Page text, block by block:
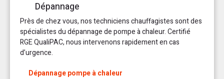
Dépannage
Près de chez vous, nos techniciens chauffagistes sont des
spécialistes du dépannage de pompe à chaleur. Certifié
RGE QualiPAC, nous intervenons rapidement en cas
d’urgence.
Dépannage pompe à chaleur